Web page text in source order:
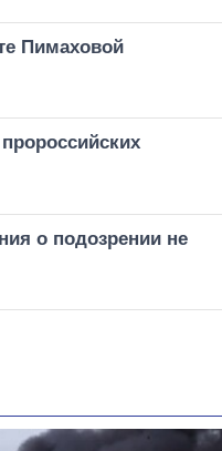
Пимаховой
о подозрении не